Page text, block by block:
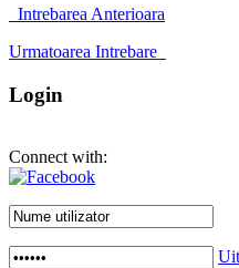
Intrebarea Anterioara
Urmatoarea Intrebare
Login
Connect with: